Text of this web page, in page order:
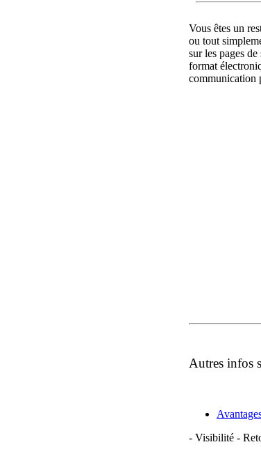
Vous êtes un
ou tout
sur les pages
format
communication
Autres infos
- Visibilité -